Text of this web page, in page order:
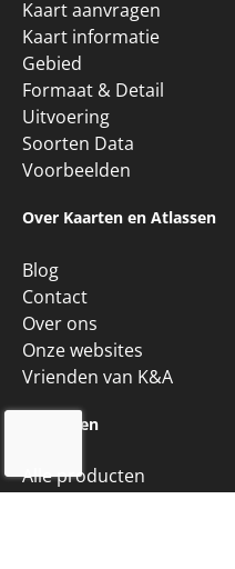
Kaart informatie
Gebied
Formaat & Detail
Uitvoering
Soorten Data
Voorbeelden
Contact
Over ons
Onze websites
Vrienden van K&A